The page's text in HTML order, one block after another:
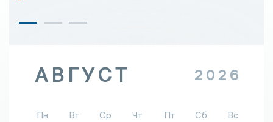
АВГУСТ 2026
Пн Вт Ср Чт Пт Сб
Вс